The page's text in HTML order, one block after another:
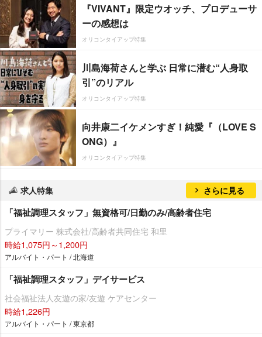
『VIVANT』限定ウオッチ、プロデューサ
ーの感想は
オリコンタイアップ特集
川島海荷さんと学ぶ 日常に潜む“人身取
引”のリアル
オリコンタイアップ特集
向井康二イケメンすぎ！純愛『（LOVE S
ONG）』
オリコンタイアップ特集
求人特集 さらに見る
「福祉調理スタッフ」無資格可/日勤のみ/高齢者住宅
プライマリー 株式会社/高齢者共同住宅 和里
時給1,075円～1,200円
アルバイト・パート / 北海道
「福祉調理スタッフ」デイサービス
社会福祉法人友遊の家/友遊 ケアセンター
時給1,226円
アルバイト・パート / 東京都